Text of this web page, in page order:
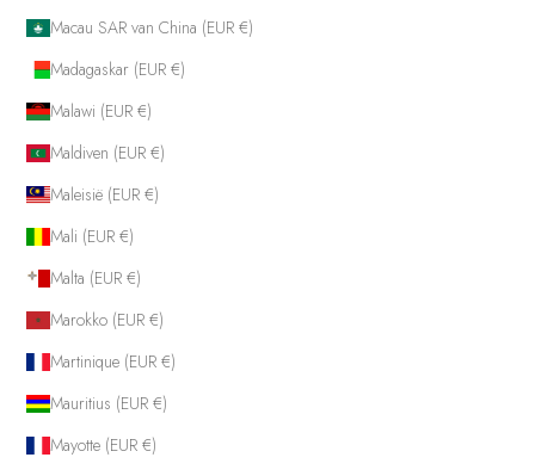
Macau SAR van China (EUR €)
Madagaskar (EUR €)
Malawi (EUR €)
Maldiven (EUR €)
Maleisië (EUR €)
Mali (EUR €)
Malta (EUR €)
Marokko (EUR €)
Martinique (EUR €)
Mauritius (EUR €)
Mayotte (EUR €)